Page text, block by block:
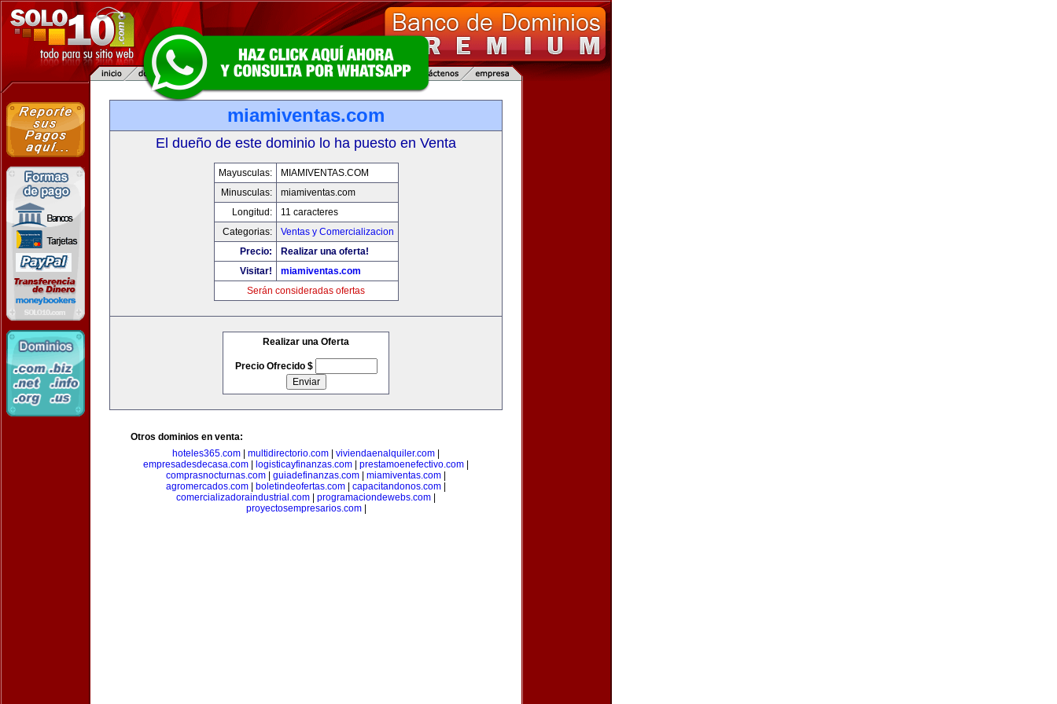
miamiventas.com
El dueño de este dominio lo ha puesto en Venta
Mayusculas:
MIAMIVENTAS.COM
Minusculas:
miamiventas.com
Longitud:
11 caracteres
Categorias:
Ventas y Comercializacion
Precio:
Realizar una oferta!
Visitar!
miamiventas.com
Serán consideradas ofertas
Realizar una Oferta
Precio Ofrecido $
Otros dominios en venta:
hoteles365.com
multidirectorio.com viviendaenalquiler.com
empresadesdecasa.com
logisticayfinanzas.com prestamoenefectivo.com
comprasnocturnas.com
guiadefinanzas.com miamiventas.com
agromercados.com
boletindeofertas.com capacitandonos.com
comercializadoraindustrial.com
programaciondewebs.com
proyectosempresarios.com|